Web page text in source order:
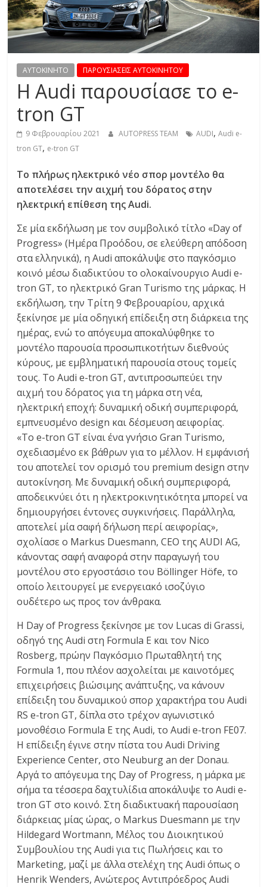
R
E
S
S
AYTOKINHTO ΠΑΡΟΥΣΙΑΣΕΙΣ ΑΥΤΟΚΙΝΗΤΟΥ
H Audi παρουσίασε το e-
tron GT
9 Φεβρουαρίου 2021 AUTOPRESS TEAM AUDI,Audi e-
tron GT, e-tron GT
Το πλήρως ηλεκτρικό νέο σπορ μοντέλο θα
αποτελέσει την αιχμή του δόρατος στην
ηλεκτρική επίθεση της Audi.
Σε μία εκδήλωση με τον συμβολικό τίτλο «Day of
Progress» (Ημέρα Προόδου, σε ελεύθερη απόδοση
στα ελληνικά), η Audi αποκάλυψε στο παγκόσμιο
κοινό μέσω διαδικτύου το ολοκαίνουργιο Audi e-
tron GT, το ηλεκτρικό Gran Turismo της μάρκας. Η
εκδήλωση, την Τρίτη 9 Φεβρουαρίου, αρχικά
ξεκίνησε με μία οδηγική επίδειξη στη διάρκεια της
ημέρας, ενώ το απόγευμα αποκαλύφθηκε το
μοντέλο παρουσία προσωπικοτήτων διεθνούς
κύρους, με εμβληματική παρουσία στους τομείς
τους. Το Audi e-tron GT, αντιπροσωπεύει την
αιχμή του δόρατος για τη μάρκα στη νέα,
ηλεκτρική εποχή: δυναμική οδική συμπεριφορά,
εμπνευσμένο design και δέσμευση αειφορίας.
«Το e-tron GT είναι ένα γνήσιο Gran Turismo,
σχεδιασμένο εκ βάθρων για το μέλλον. Η εμφάνισή
του αποτελεί τον ορισμό του premium design στην
αυτοκίνηση. Με δυναμική οδική συμπεριφορά,
αποδεικνύει ότι η ηλεκτροκινητικότητα μπορεί να
δημιουργήσει έντονες συγκινήσεις. Παράλληλα,
αποτελεί μία σαφή δήλωση περί αειφορίας»,
σχολίασε ο Markus Duesmann, CEO της AUDI AG,
κάνοντας σαφή αναφορά στην παραγωγή του
μοντέλου στο εργοστάσιο του Böllinger Höfe, το
οποίο λειτουργεί με ενεργειακό ισοζύγιο
ουδέτερο ως προς τον άνθρακα.
Η Day of Progress ξεκίνησε με τον Lucas di Grassi,
οδηγό της Audi στη Formula E και τον Nico
Rosberg, πρώην Παγκόσμιο Πρωταθλητή της
Formula 1, που πλέον ασχολείται με καινοτόμες
επιχειρήσεις βιώσιμης ανάπτυξης, να κάνουν
επίδειξη του δυναμικού σπορ χαρακτήρα του Audi
RS e-tron GT, δίπλα στο τρέχον αγωνιστικό
μονοθέσιο Formula E της Audi, το Audi e-tron FE07.
Η επίδειξη έγινε στην πίστα του Audi Driving
Experience Center, στο Neuburg an der Donau.
Αργά το απόγευμα της Day of Progress, η μάρκα με
σήμα τα τέσσερα δαχτυλίδια αποκάλυψε το Audi e-
tron GT στο κοινό. Στη διαδικτυακή παρουσίαση
διάρκειας μίας ώρας, ο Markus Duesmann με την
Hildegard Wortmann, Μέλος του Διοικητικού
Συμβουλίου της Audi για τις Πωλήσεις και το
Marketing, μαζί με άλλα στελέχη της Audi όπως ο
Henrik Wenders, Ανώτερος Αντιπρόεδρος Audi